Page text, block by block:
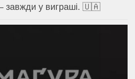
завжди у виграші. 🇺🇦